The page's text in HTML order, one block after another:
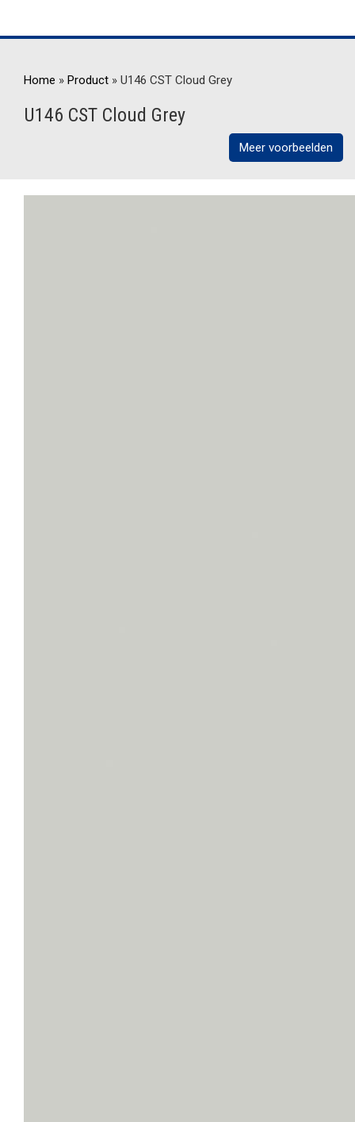
Home » Product » U146 CST Cloud Grey
U146 CST Cloud Grey
Meer voorbeelden